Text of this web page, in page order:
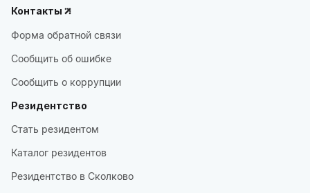
Контакты
Форма обратной связи
Сообщить об ошибке
Сообщить о коррупции
Резидентство
Стать резидентом
Каталог резидентов
Резидентство в Сколково